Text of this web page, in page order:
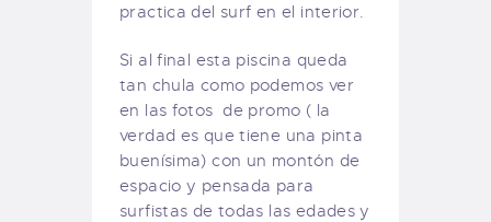
practica del surf en el interior.
Si al final esta piscina queda
tan chula como podemos ver
en las fotos de promo ( la
verdad es que tiene una pinta
buenísima) con un montón de
espacio y pensada para
surfistas de todas las edades y